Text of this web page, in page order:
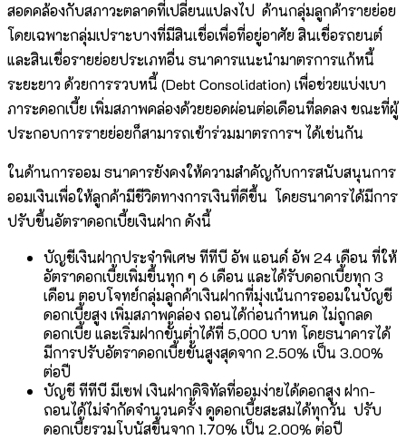
สอดคล้องกับสภาวะตลาดที่เปลี่ยนแปลงไป ด้านกลุ่มลูกค้ารายย่อย
โดยเฉพาะกลุ่มเปราะบางที่มีสินเชื่อเพื่อที่อยู่อาศัย สินเชื่อรถยนต์
และสินเชื่อรายย่อยประเภทอื่น ธนาคารแนะนำมาตรการแก้หนี้
ระยะยาว ด้วยการรวบหนี้ (Debt Consolidation) เพื่อช่วยแบ่งเบา
ภาระดอกเบี้ย เพิ่มสภาพคล่องด้วยยอดผ่อนต่อเดือนที่ลดลง ขณะที่ผู้
ประกอบการรายย่อยก็สามารถเข้าร่วมมาตรการฯ ได้เช่นกัน
ในด้านการออม ธนาคารยังคงให้ความสำคัญกับการสนับสนุนการ
ออมเงินเพื่อให้ลูกค้ามีชีวิตทางการเงินที่ดีขึ้น โดยธนาคารได้มีการ
ปรับขึ้นอัตราดอกเบี้ยเงินฝาก ดังนี้
บัญชีเงินฝากประจำพิเศษ ทีทีบี อัพ แอนด์ อัพ 24 เดือน ที่ให้
อัตราดอกเบี้ยเพิ่มขึ้นทุก ๆ 6 เดือน และได้รับดอกเบี้ยทุก 3
เดือน ตอบโจทย์กลุ่มลูกค้าเงินฝากที่มุ่งเน้นการออมในบัญชี
ดอกเบี้ยสูง เพิ่มสภาพคล่อง ถอนได้ก่อนกำหนด ไม่ถูกลด
ดอกเบี้ย และเริ่มฝากขั้นต่ำได้ที่ 5,000 บาท โดยธนาคารได้
มีการปรับอัตราดอกเบี้ยขั้นสูงสุดจาก 2.50% เป็น 3.00%
ต่อปี
บัญชี ทีทีบี มีเซฟ เงินฝากดิจิทัลที่ออมง่ายได้ดอกสูง ฝาก-
ถอนได้ไม่จำกัดจำนวนครั้ง ดูดอกเบี้ยสะสมได้ทุกวัน ปรับ
ดอกเบี้ยรวมโบนัสขึ้นจาก 1.70% เป็น 2.00% ต่อปี